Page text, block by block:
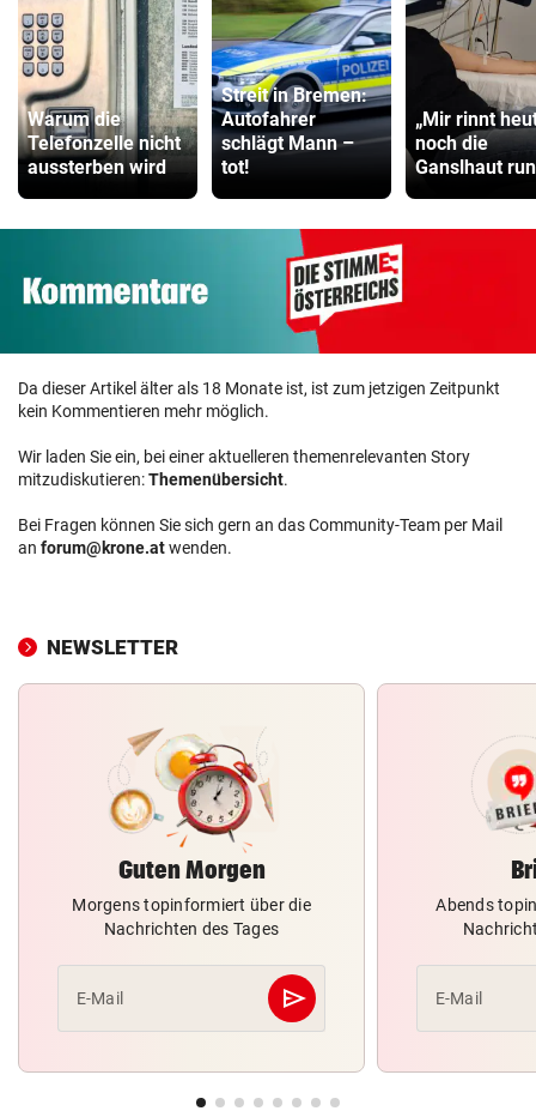
Warum die
Telefonzelle nicht
aussterben wird
Streit in Bremen:
Autofahrer
schlägt Mann –
tot!
„Mir rinnt
noch die
Ganslhaut
Da dieser Artikel älter als 18 Monate ist, ist zum jetzigen Zeitpunkt
kein Kommentieren mehr möglich.
Wir laden Sie ein, bei einer aktuelleren themenrelevanten Story
mitzudiskutieren:Themenübersicht.
Bei Fragen können Sie sich gern an das Community-Team per Mail
an forum@krone.atwenden.
NEWSLETTER
Guten Morgen
Morgens topinformiert über die
Nachrichten des Tages
E-Mail send
Abschicken
Abends
E-Mail